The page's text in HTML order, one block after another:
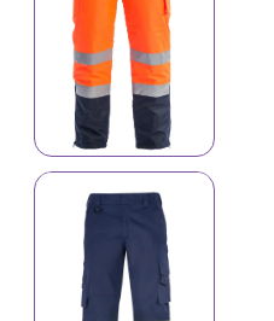
Reflektiv geyimlər